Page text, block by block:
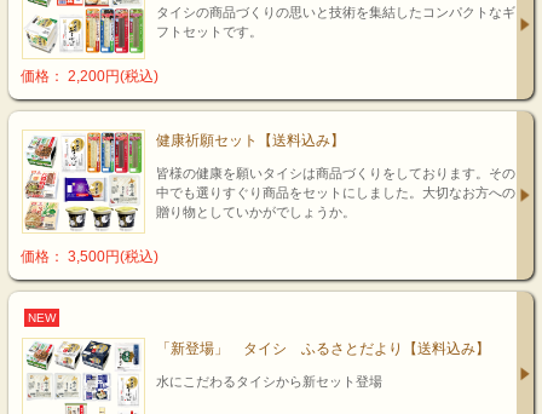
タイシの商品づくりの思いと技術を集結したコンパクトなギ
フトセットです。
価格： 2,200円(税込)
健康祈願セット【送料込み】
皆様の健康を願いタイシは商品づくりをしております。その
中でも選りすぐり商品をセットにしました。大切なお方への
贈り物としていかがでしょうか。
価格： 3,500円(税込)
NEW
「新登場」 タイシ ふるさとだより【送料込み】
水にこだわるタイシから新セット登場